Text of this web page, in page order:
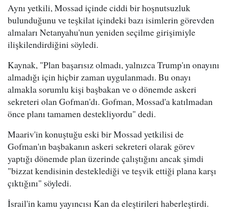
Aynı yetkili, Mossad içinde ciddi bir hoşnutsuzluk
bulunduğunu ve teşkilat içindeki bazı isimlerin görevden
almaları Netanyahu'nun yeniden seçilme girişimiyle
ilişkilendirdiğini söyledi.
Kaynak, "Plan başarısız olmadı, yalnızca Trump'ın onayını
almadığı için hiçbir zaman uygulanmadı. Bu onayı
almakla sorumlu kişi başbakan ve o dönemde askeri
sekreteri olan Gofman'dı. Gofman, Mossad'a katılmadan
önce planı tamamen destekliyordu" dedi.
Maariv'in konuştuğu eski bir Mossad yetkilisi de
Gofman'ın başbakanın askeri sekreteri olarak görev
yaptığı dönemde plan üzerinde çalıştığını ancak şimdi
"bizzat kendisinin desteklediği ve teşvik ettiği plana karşı
çıktığını" söyledi.
İsrail'in kamu yayıncısı Kan da eleştirileri haberleştirdi.